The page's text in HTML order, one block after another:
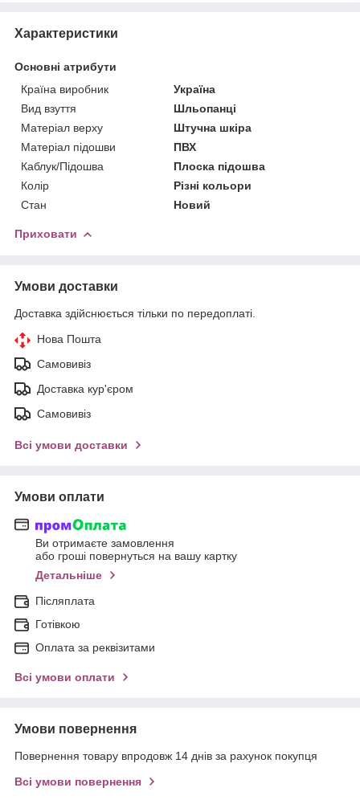
Характеристики
Основні атрибути
Країна виробник
Україна
Вид взуття
Шльопанці
Матеріал верху
Штучна шкіра
Матеріал підошви
ПВХ
Каблук/Підошва
Плоска підошва
Колір
Різні кольори
Стан
Новий
Приховати
Умови доставки
Доставка здійснюється тільки по передоплаті.
Нова Пошта
Самовивіз
Доставка кур'єром
Самовивіз
Всі умови доставки
Умови оплати
Ви отримаєте замовлення
або гроші повернуться на вашу картку
Детальніше
Післяплата
Готівкою
Оплата за реквізитами
Всі умови оплати
Умови повернення
Повернення товару впродовж 14 днів за рахунок покупця
Всі умови повернення